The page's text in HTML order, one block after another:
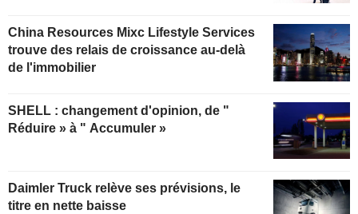
China Resources Mixc Lifestyle Services
trouve des relais de croissance au-delà
de l'immobilier
SHELL : changement d'opinion, de "
Réduire » à " Accumuler »
Daimler Truck relève ses prévisions, le
titre en nette baisse